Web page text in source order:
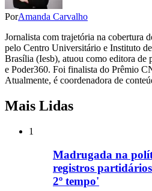
PorAmanda Carvalho
Jornalista com trajetória na cobertura
pelo Centro Universitário e Instituto
Brasília (Iesb), atuou como editora de
e Poder360. Foi finalista do Prêmio
Atualmente, é coordenadora de
Mais Lidas
1
Madrugada na
registros
2º tempo'